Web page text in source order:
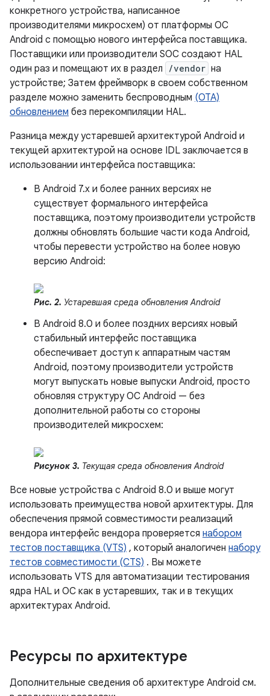
конкретного устройства, написанное
производителями микросхем) от платформы ОС
Android с помощью нового интерфейса поставщика.
Поставщики или производители SOC создают HAL
один раз и помещают их в раздел
/vendor на
устройстве; Затем фреймворк в своем собственном
разделе можно заменить беспроводным (OTA)
обновлением без перекомпиляции HAL.
Разница между устаревшей архитектурой Android и
текущей архитектурой на основе IDL заключается в
использовании интерфейса поставщика:
В Android 7.x и более ранних версиях не
существует формального интерфейса
поставщика, поэтому производители устройств
должны обновлять большие части кода Android,
чтобы перевести устройство на более новую
версию Android:
Рис. 2. Устаревшая среда обновления Android
В Android 8.0 и более поздних версиях новый
стабильный интерфейс поставщика
обеспечивает доступ к аппаратным частям
Android, поэтому производители устройств
могут выпускать новые выпуски Android, просто
обновляя структуру ОС Android — без
дополнительной работы со стороны
производителей микросхем:
Рисунок 3. Текущая среда обновления Android
Все новые устройства с Android 8.0 и выше могут
использовать преимущества новой архитектуры. Для
обеспечения прямой совместимости реализаций
вендора интерфейс вендора проверяется набором
тестов поставщика (VTS) , который аналогичен набору
тестов совместимости (CTS) . Вы можете
использовать VTS для автоматизации тестирования
ядра HAL и ОС как в устаревших, так и в текущих
архитектурах Android.
Ресурсы по архитектуре
Дополнительные сведения об архитектуре Android см.